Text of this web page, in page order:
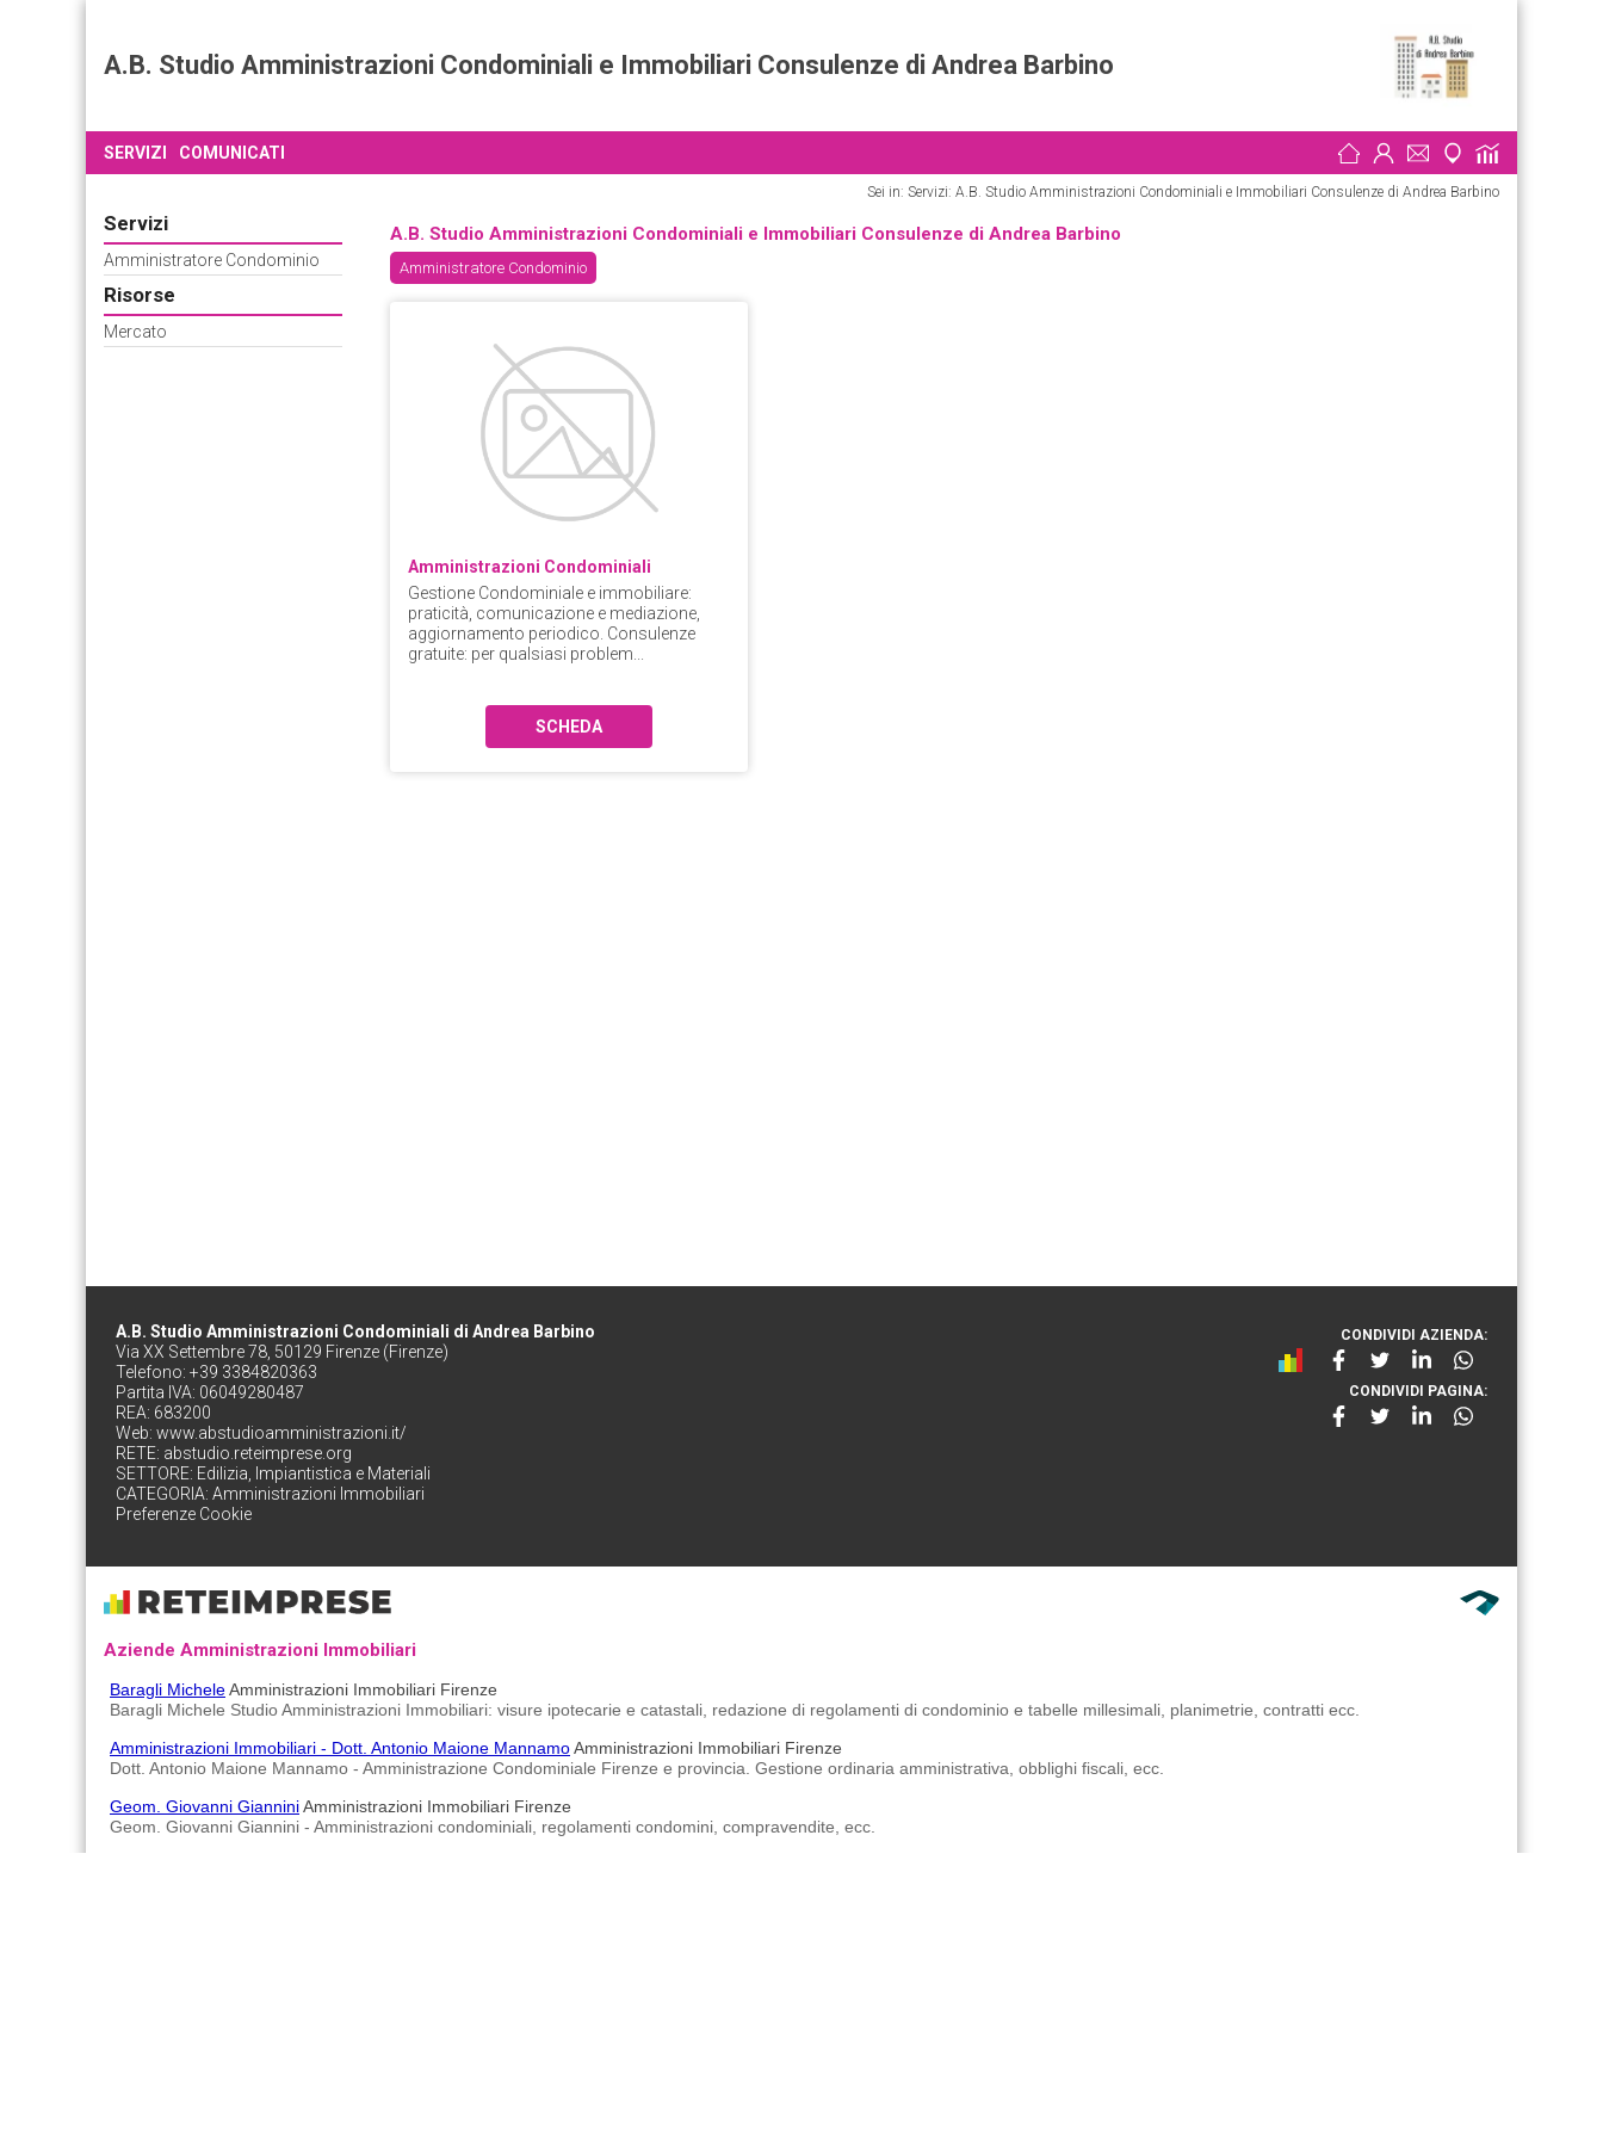
A.B. Studio Amministrazioni Condominiali e Immobiliari Consulenze di Andrea Barbino
SERVIZI COMUNICATI
Servizi
Amministratore Condominio
Risorse
Mercato
Sei in: Servizi: A.B. Studio Amministrazioni Condominiali e Immobiliari Consulenze di Andrea Barbino
A.B. Studio Amministrazioni Condominiali e Immobiliari Consulenze di Andrea Barbino
Amministratore Condominio
Amministrazioni Condominiali
Gestione Condominiale e immobiliare:
praticità, comunicazione e mediazione,
aggiornamento periodico. Consulenze
gratuite: per qualsiasi problem...
SCHEDA
A.B. Studio Amministrazioni Condominiali di Andrea Barbino
Via XX Settembre 78, 50129 Firenze (Firenze)
Telefono: +39 3384820363
Partita IVA: 06049280487
REA: 683200
Web: www.abstudioamministrazioni.it/
RETE: abstudio.reteimprese.org
SETTORE: Edilizia, Impiantistica e Materiali
CATEGORIA: Amministrazioni Immobiliari
Preferenze Cookie
CONDIVIDI AZIENDA:
CONDIVIDI PAGINA:
Aziende Amministrazioni Immobiliari
Baragli MicheleAmministrazioni Immobiliari Firenze
Baragli Michele Studio Amministrazioni Immobiliari: visure ipotecarie e catastali, redazione di regolamenti di condominio e tabelle millesimali, planimetrie, contratti ecc.
Amministrazioni Immobiliari - Dott. Antonio Maione MannamoAmministrazioni Immobiliari Firenze
Dott. Antonio Maione Mannamo - Amministrazione Condominiale Firenze e provincia. Gestione ordinaria amministrativa, obblighi fiscali, ecc.
Geom. Giovanni GianniniAmministrazioni Immobiliari Firenze
Geom. Giovanni Giannini - Amministrazioni condominiali, regolamenti condomini, compravendite, ecc.